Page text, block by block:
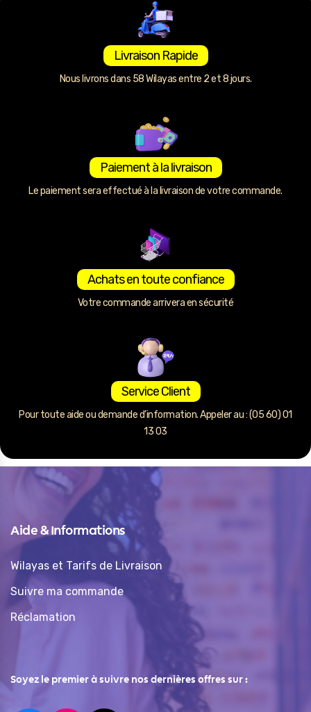
Livraison Rapide
Nous livrons dans 58 Wilayas entre 2 et 8 jours.
Paiement à la livraison
Le paiement sera effectué à la livraison de votre commande.
Achats en toute confiance
Votre commande arrivera en sécurité
Service Client
Pour toute aide ou demande d’information. Appeler au : (05 60) 01
13 03
Aide & Informations
Wilayas et Tarifs de Livraison
Suivre ma commande
Réclamation
Soyez le premier à suivre nos dernières offres sur :